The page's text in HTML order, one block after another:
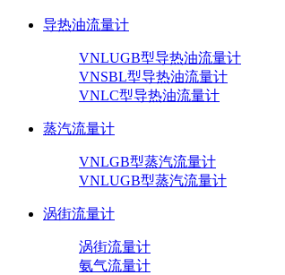
导热油流量计
VNLUGB型导热油流量计
VNSBL型导热油流量计
VNLC型导热油流量计
蒸汽流量计
VNLGB型蒸汽流量计
VNLUGB型蒸汽流量计
涡街流量计
涡街流量计
氨气流量计